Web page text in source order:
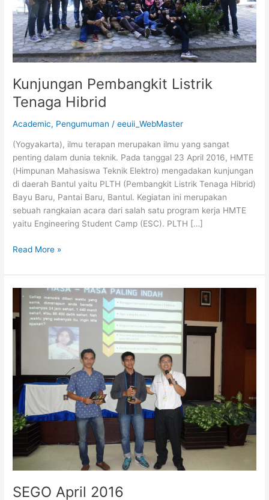
Kunjungan Pembangkit Listrik
Tenaga Hibrid
Academic, Pengumuman /eeuii_WebMaster
(Yogyakarta), ilmu terapan merupakan ilmu yang sangat
penting dalam dunia teknik. Pada tanggal 23 April 2016, HMTE
(Himpunan Mahasiswa Teknik Elektro) mengadakan kunjungan
di daerah Bantul yaitu PLTH (Pembangkit Listrik Tenaga Hibrid)
Bayu Baru, Pantai Baru, Bantul. Kegiatan ini merupakan
sebuah rangkaian acara dari salah satu program kerja HMTE
yaitu Engineering Student Camp (ESC). PLTH […]
Read More »
SEGO April 2016
SEGO
April
2016